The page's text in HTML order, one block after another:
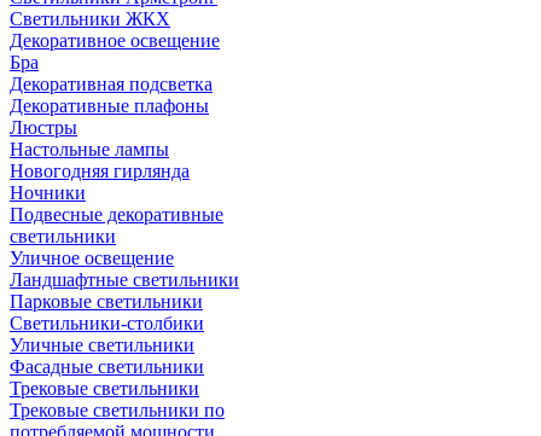
Светильники ЖКХ
Декоративное освещение
Бра
Декоративная подсветка
Декоративные плафоны
Люстры
Настольные лампы
Новогодняя гирлянда
Ночники
Подвесные декоративные
светильники
Уличное освещение
Ландшафтные светильники
Парковые светильники
Светильники-столбики
Уличные светильники
Фасадные светильники
Трековые светильники
Трековые светильники по
потребляемой мощности